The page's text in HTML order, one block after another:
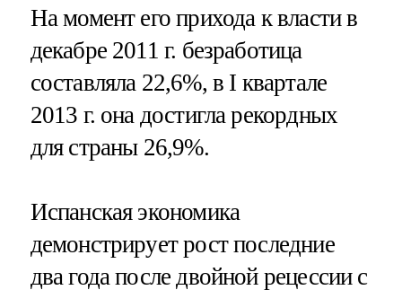
На момент его прихода к власти в
декабре 2011 г. безработица
составляла 22,6%, в I квартале
2013 г. она достигла рекордных
для страны 26,9%.
Испанская экономика
демонстрирует рост последние
два года после двойной рецессии с